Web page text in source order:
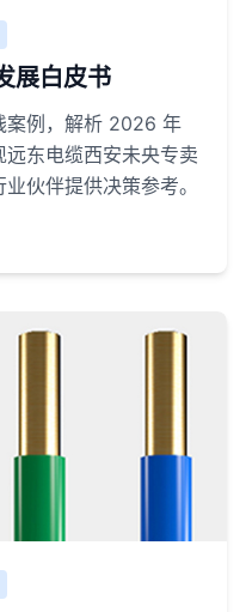
展白皮书
案例，解析 2026 年
东电缆西安未央专卖
伙伴提供决策参考。